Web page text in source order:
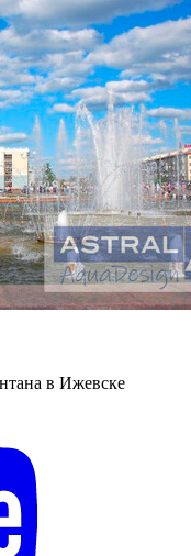
в Ижевске